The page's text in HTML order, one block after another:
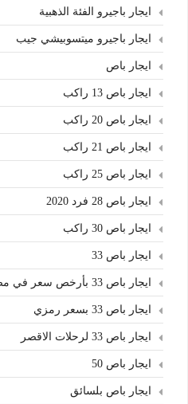
ايجار باجيرو الفئة الذهبية
ايجار باجيرو ميتسوبيشي جيب
ايجار باص
ايجار باص 13 راكب
ايجار باص 20 راكب
ايجار باص 21 راكب
ايجار باص 25 راكب
ايجار باص 28 فرد 2020
ايجار باص 30 راكب
ايجار باص 33
ايجار باص 33 بأرخص سعر في مصر
ايجار باص 33 بسعر رمزي
ايجار باص 33 لرحلات الاقصر
ايجار باص 50
ايجار باص بلسائق